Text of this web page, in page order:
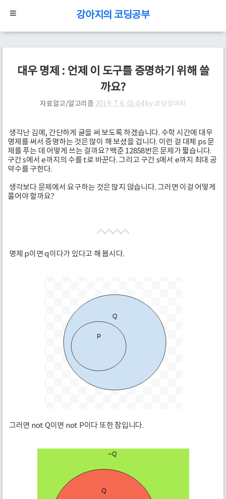
강아지의 코딩공부
대우 명제 : 언제 이 도구를 증명하기 위해 쓸
까요?
자료알고/알고리즘 2019. 7. 6. 01:04 by코딩강아지
생각난 김에, 간단하게 글을 써 보도록 하겠습니다. 수학 시간에 대우
명제를 써서 증명하는 것은 많이 해 보셨을 겁니다. 이런 걸 대체 ps 문
제를 푸는 데 어떻게 쓰는 걸까요? 백준 12858번은 문제가 짧습니다.
구간 s에서 e까지의 수를 t로 바꾼다. 그리고 구간 s에서 e까지 최대 공
약수를 구한다.
생각보다 문제에서 요구하는 것은 많지 않습니다. 그러면 이걸 어떻게
풀어야 할까요?
명제 p이면 q이다가 있다고 해 봅시다.
그러면 not Q이면 not P이다 또한 참입니다.